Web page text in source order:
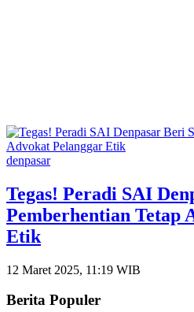
denpasar
Tegas! Peradi SAI
Pemberhentian Tetap
Etik
12 Maret 2025, 11:19 WIB
Berita Populer